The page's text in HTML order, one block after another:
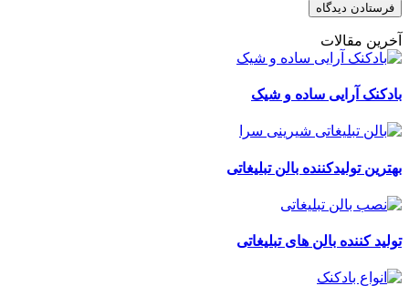
آخرین مقالات
بادکنک آرایی ساده و شیک
بهترین تولیدکننده بالن تبلیغاتی
تولید کننده بالن های تبلیغاتی